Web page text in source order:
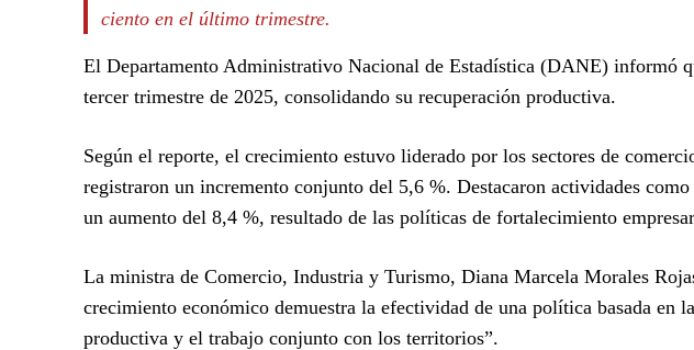
ciento en el último trimestre.
El Departamento Administrativo Nacional de Estadística (DANE) informó
tercer trimestre de 2025, consolidando su recuperación productiva.
Según el reporte, el crecimiento estuvo liderado por los sectores de
registraron un incremento conjunto del 5,6 %. Destacaron actividades
un aumento del 8,4 %, resultado de las políticas de fortalecimiento
La ministra de Comercio, Industria y Turismo, Diana Marcela Morales
crecimiento económico demuestra la efectividad de una política basada en
productiva y el trabajo conjunto con los territorios”.